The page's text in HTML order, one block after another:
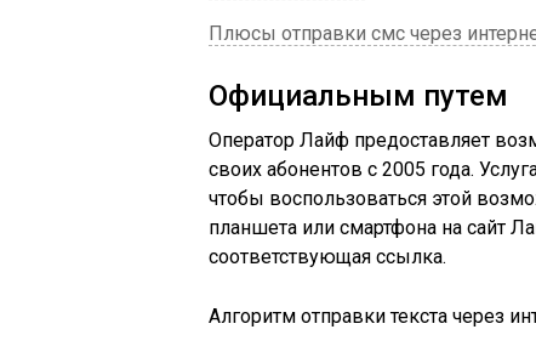
Плюсы отправки смс через
Официальным путем
Оператор Лайф предоставляет
своих абонентов с 2005 года.
чтобы воспользоваться этой
планшета или смартфона на сайт
соответствующая ссылка.
Алгоритм отправки текста через